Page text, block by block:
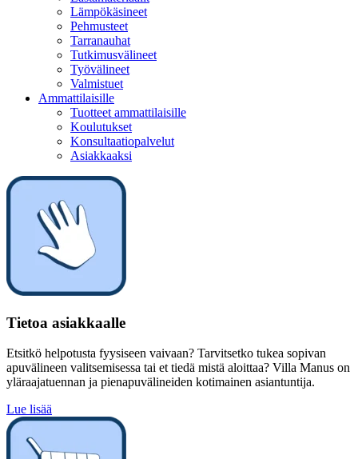
Lämpökäsineet
Pehmusteet
Tarranauhat
Tutkimusvälineet
Työvälineet
Valmistuet
Ammattilaisille
Tuotteet ammattilaisille
Koulutukset
Konsultaatiopalvelut
Asiakkaaksi
Tietoa asiakkaalle
Etsitkö helpotusta fyysiseen vaivaan? Tarvitsetko tukea sopivan
apuvälineen valitsemisessa tai et tiedä mistä aloittaa? Villa Manus on
yläraajatuennan ja pienapuvälineiden kotimainen asiantuntija.
Lue lisää